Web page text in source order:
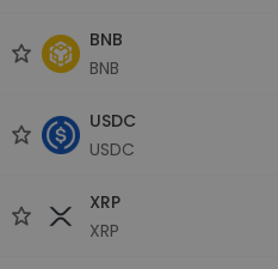
BNB
BNB
USDC
USDC
XRP
XRP